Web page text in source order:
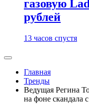
газовую
рублей
13 часов спустя
Главная
Тренды
Ведущая Регина
на фоне скандала